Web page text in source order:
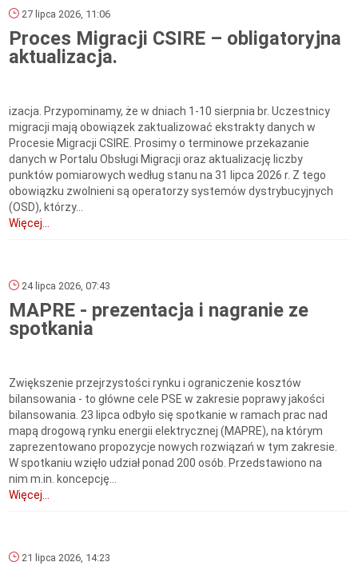
27 lipca 2026, 11:06
Proces Migracji CSIRE – obligatoryjna
aktualizacja.
izacja. Przypominamy, że w dniach 1-10 sierpnia br. Uczestnicy
migracji mają obowiązek zaktualizować ekstrakty danych w
Procesie Migracji CSIRE. Prosimy o terminowe przekazanie
danych w Portalu Obsługi Migracji oraz aktualizację liczby
punktów pomiarowych według stanu na 31 lipca 2026 r. Z tego
obowiązku zwolnieni są operatorzy systemów dystrybucyjnych
(OSD), którzy...
Więcej...
24 lipca 2026, 07:43
MAPRE - prezentacja i nagranie ze
spotkania
Zwiększenie przejrzystości rynku i ograniczenie kosztów
bilansowania - to główne cele PSE w zakresie poprawy jakości
bilansowania. 23 lipca odbyło się spotkanie w ramach prac nad
mapą drogową rynku energii elektrycznej (MAPRE), na którym
zaprezentowano propozycje nowych rozwiązań w tym zakresie.
W spotkaniu wzięło udział ponad 200 osób. Przedstawiono na
nim m.in. koncepcję...
Więcej...
21 lipca 2026, 14:23